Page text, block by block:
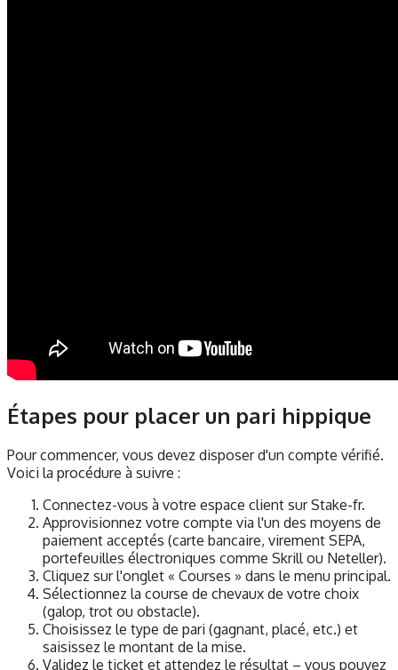
Étapes pour placer un pari hippique
Pour commencer, vous devez disposer d'un compte vérifié.
Voici la procédure à suivre :
Connectez-vous à votre espace client sur Stake-fr.
Approvisionnez votre compte via l'un des moyens de
paiement acceptés (carte bancaire, virement SEPA,
portefeuilles électroniques comme Skrill ou Neteller).
Cliquez sur l'onglet « Courses » dans le menu principal.
Sélectionnez la course de chevaux de votre choix
(galop, trot ou obstacle).
Choisissez le type de pari (gagnant, placé, etc.) et
saisissez le montant de la mise.
Validez le ticket et attendez le résultat – vous pouvez